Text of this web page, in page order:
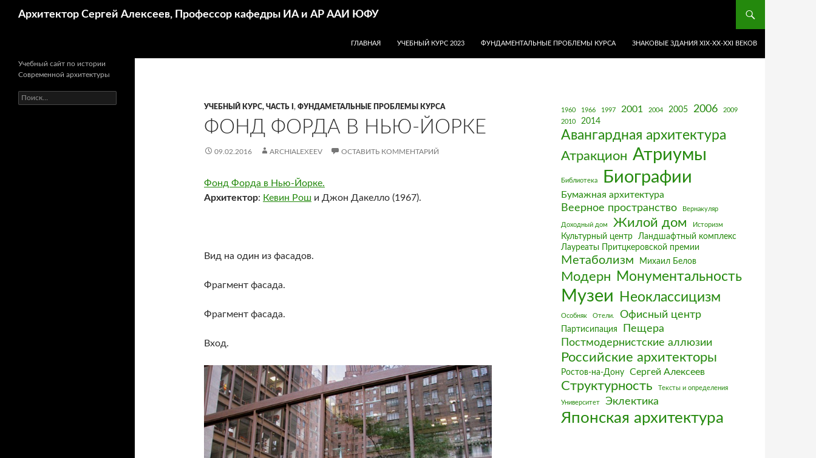
Архитектор Сергей Алексеев, Профессор кафедры ИА и АР ААИ ЮФУ
ГЛАВНАЯ
УЧЕБНЫЙ КУРС 2023 ФУНДАМЕНТАЛЬНЫЕ ПРОБЛЕМЫ КУРСА ЗНАКОВЫЕ ЗДАНИЯ XIX-ХХ-XXI ВЕКОВ
УЧЕБНЫЙ КУРС, ЧАСТЬ I , ФУНДАМЕТАЛЬНЫЕ ПРОБЛЕМЫ КУРСА
ФОНД ФОРДА В НЬЮ-ЙОРКЕ
09.02.2016 ARCHIALEXEEV ОСТАВИТЬ КОММЕНТАРИЙ
Фонд Форда в Нью-Йорке.
Архитектор: Кевин Рош и Джон Дакелло (1967).
Вид на один из фасадов.
Фрагмент фасада.
Фрагмент фасада.
Вход.
1960 1966 1997 2001 2004 2005 2006
2009
2010
2014
Авангардная архитектура
Атракцион Атриумы
Библиотека Биографии
Бумажная архитектура
Веерное пространство Вернакуляр
Доходный дом Жилой дом Историзм
Культурный центр
Ландшафтный комплекс
Лауреаты Притцкеровской премии
Метаболизм Михаил Белов
Модерн Монументальность
Музеи Неоклассицизм
Особняк Отели. Офисный центр
Партисипация
Пещера
Постмодернистские аллюзии
Российские архитекторы
Ростов-на-Дону Сергей Алексеев
Структурность Тексты и определения
Университет Эклектика
Японская архитектура
Учебный сайт по истории
Современной архитектуры
Найти: